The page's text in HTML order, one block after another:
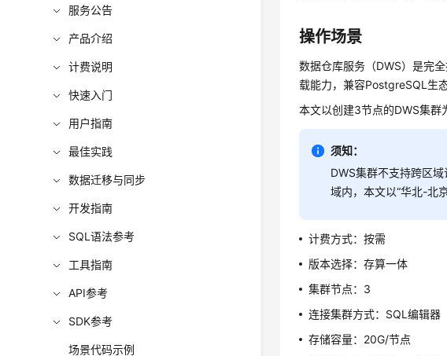
服务公告
产品介绍
计费说明
快速入门
用户指南
最佳实践
数据迁移与同步
开发指南
SQL语法参考
工具指南
API参考
SDK参考
场景代码示例
操作场景
数据仓库服务（DWS）是完
载能力，兼容PostgreSQL生
本文以创建3节点的DWS集群
须知：
DWS集群不支持跨区
域内，本文以“华北-北京
计费方式：按需
版本选择：存算一体
集群节点：3
连接集群方式：SQL编辑器
存储容量：20G/节点